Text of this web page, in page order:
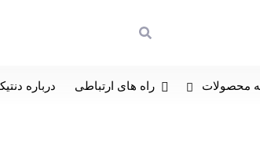
محصولات راه های ارتباطی درباره